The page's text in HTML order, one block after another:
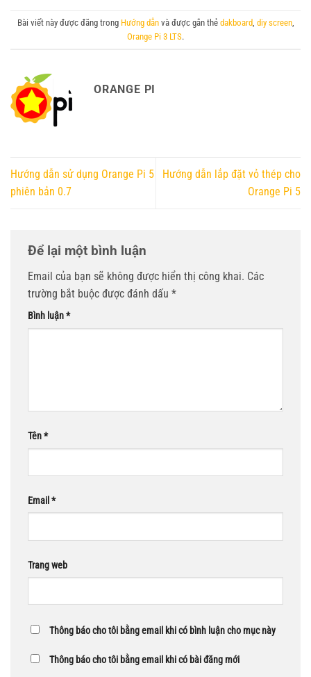
Bài viết này được đăng trong Hướng dẫnvà được gắn thẻ dakboard, diy screen,
Orange Pi 3 LTS.
ORANGE PI
Hướng dẫn sử dụng Orange Pi 5
phiên bản 0.7
Hướng dẫn lắp đặt vỏ thép cho
Orange Pi 5
Để lại một bình luận
Email của bạn sẽ không được hiển thị công khai. Các
trường bắt buộc được đánh dấu *
Bình luận*
Tên*
Email *
Trang web
Thông báo cho tôi bằng email khi có bình luận cho mục này
Thông báo cho tôi bằng email khi có bài đăng mới